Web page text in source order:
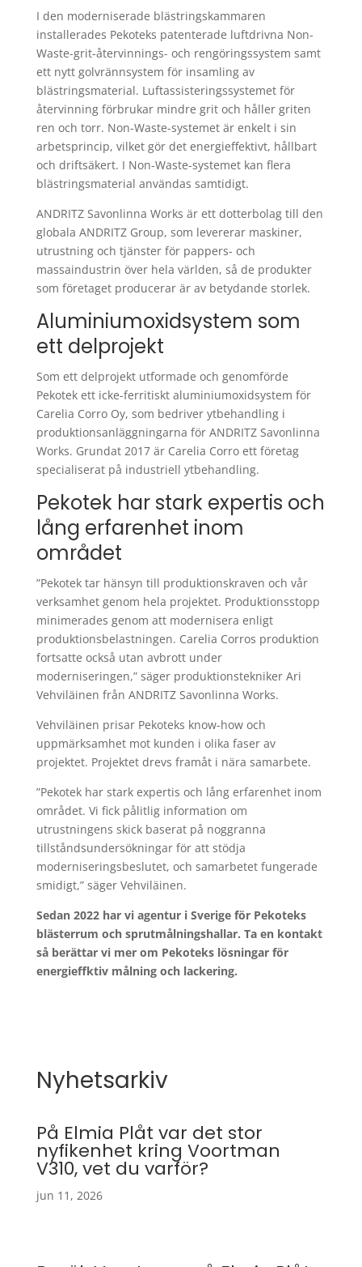
I den moderniserade blästringskammaren
installerades Pekoteks patenterade luftdrivna Non-
Waste-grit-återvinnings- och rengöringssystem samt
ett nytt golvrännsystem för insamling av
blästringsmaterial. Luftassisteringssystemet för
återvinning förbrukar mindre grit och håller griten
ren och torr. Non-Waste-systemet är enkelt i sin
arbetsprincip, vilket gör det energieffektivt, hållbart
och driftsäkert. I Non-Waste-systemet kan flera
blästringsmaterial användas samtidigt.
ANDRITZ Savonlinna Works är ett dotterbolag till den
globala ANDRITZ Group, som levererar maskiner,
utrustning och tjänster för pappers- och
massaindustrin över hela världen, så de produkter
som företaget producerar är av betydande storlek.
Aluminiumoxidsystem som
ett delprojekt
Som ett delprojekt utformade och genomförde
Pekotek ett icke-ferritiskt aluminiumoxidsystem för
Carelia Corro Oy, som bedriver ytbehandling i
produktionsanläggningarna för ANDRITZ Savonlinna
Works. Grundat 2017 är Carelia Corro ett företag
specialiserat på industriell ytbehandling.
Pekotek har stark expertis och
lång erfarenhet inom
området
”Pekotek tar hänsyn till produktionskraven och vår
verksamhet genom hela projektet. Produktionsstopp
minimerades genom att modernisera enligt
produktionsbelastningen. Carelia Corros produktion
fortsatte också utan avbrott under
moderniseringen,” säger produktionstekniker Ari
Vehviläinen från ANDRITZ Savonlinna Works.
Vehviläinen prisar Pekoteks know-how och
uppmärksamhet mot kunden i olika faser av
projektet. Projektet drevs framåt i nära samarbete.
”Pekotek har stark expertis och lång erfarenhet inom
området. Vi fick pålitlig information om
utrustningens skick baserat på noggranna
tillståndsundersökningar för att stödja
moderniseringsbeslutet, och samarbetet fungerade
smidigt,” säger Vehviläinen.
Sedan 2022 har vi agentur i Sverige för Pekoteks
blästerrum och sprutmålningshallar. Ta en kontakt
så berättar vi mer om Pekoteks lösningar för
energieffktiv målning och lackering.
Nyhetsarkiv
På Elmia Plåt var det stor
nyfikenhet kring Voortman
V310, vet du varför?
jun 11, 2026